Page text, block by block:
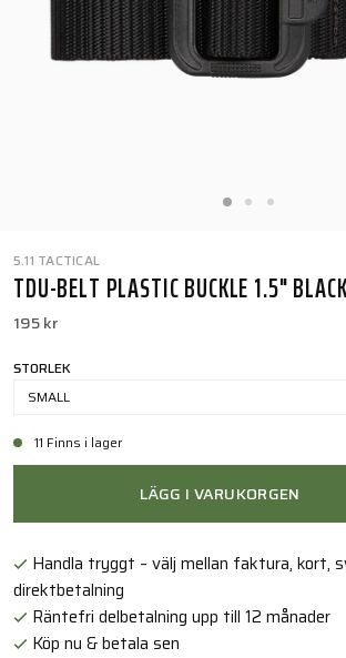
5.11 TACTICAL
TDU-BELT PLASTIC BUCKLE 1.5"
195 kr
STORLEK
SMALL
11 Finns i lager
LÄGG I VARUKORGEN
Handla tryggt – välj mellan faktura, kort,
direktbetalning
Räntefri delbetalning upp till 12 månader
Köp nu & betala sen